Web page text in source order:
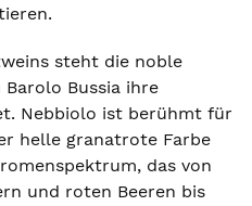
steht die noble
Bussia ihre
Nebbiolo ist berühmt für
helle granatrote Farbe
das von
und roten Beeren bis